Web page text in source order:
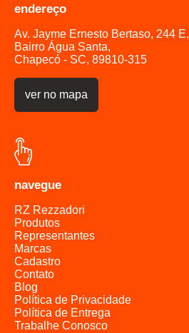
endereço
Av. Jayme Ernesto Bertaso, 244 E,
Bairro Água Santa,
Chapecó - SC, 89810-315
ver no mapa
navegue
RZ Rezzadori
Produtos
Representantes
Marcas
Cadastro
Contato
Blog
Política de Privacidade
Política de Entrega
Trabalhe Conosco